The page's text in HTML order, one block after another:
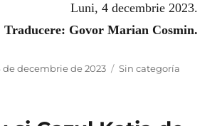
Luni, 4 decembrie 2023.
Traducere: Govor Marian Cosmin.
de decembrie de 2023 Categorii
Sin categoría